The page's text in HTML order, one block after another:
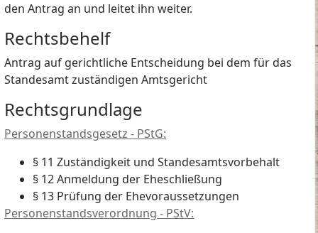
den Antrag an und leitet ihn weiter.
Rechtsbehelf
Antrag auf gerichtliche Entscheidung bei dem für das
Standesamt zuständigen Amtsgericht
Rechtsgrundlage
Personenstandsgesetz - PStG:
§ 11 Zuständigkeit und Standesamtsvorbehalt
§ 12 Anmeldung der Eheschließung
§ 13 Prüfung der Ehevoraussetzungen
Personenstandsverordnung - PStV: